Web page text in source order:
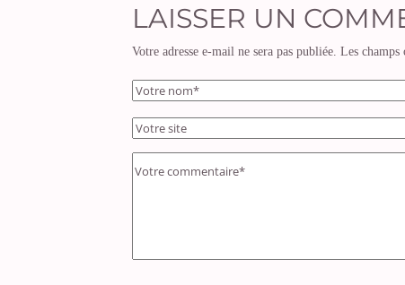
LAISSER UN
Votre adresse e-mail ne sera pas publiée. Les champs